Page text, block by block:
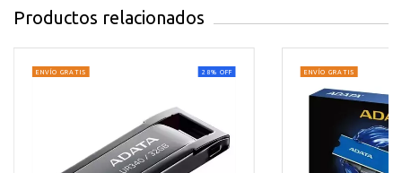
Es Gamer
Es Kit
Largo del Paquete de Envío
Latencia Cas
Productos relacionados
28% OFF
ENVÍO GRATIS ENVÍO GRATIS